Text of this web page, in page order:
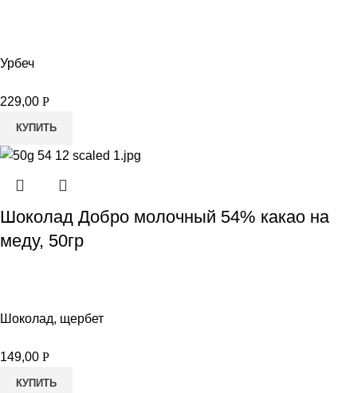
Урбеч
229,00 Р
КУПИТЬ
Шоколад Добро молочный 54% какао на
меду, 50гр
Шоколад, щербет
149,00 Р
КУПИТЬ